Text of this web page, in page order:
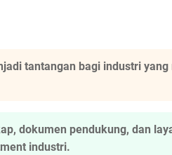
tantangan bagi industri
dokumen pendukung, dan
industri.